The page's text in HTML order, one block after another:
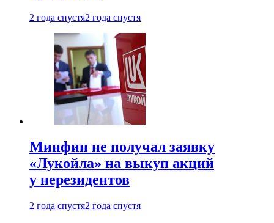
2 года спустя2 года спустя
Минфин не получал заявку
«Лукойла» на выкуп акций
у нерезидентов
2 года спустя2 года спустя